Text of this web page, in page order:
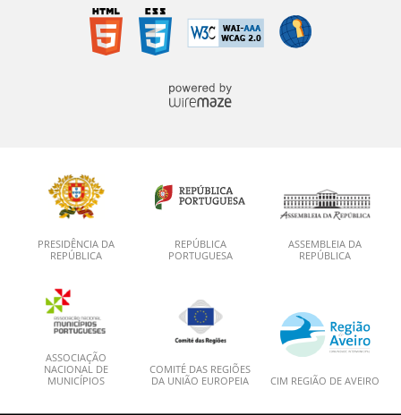
PRESIDÊNCIA DA
REPÚBLICA
REPÚBLICA
PORTUGUESA
ASSEMBLEIA DA
REPÚBLICA
ASSOCIAÇÃO
NACIONAL DE
MUNICÍPIOS
COMITÉ DAS REGIÕES
DA UNIÃO EUROPEIA
CIM REGIÃO DE AVEIRO